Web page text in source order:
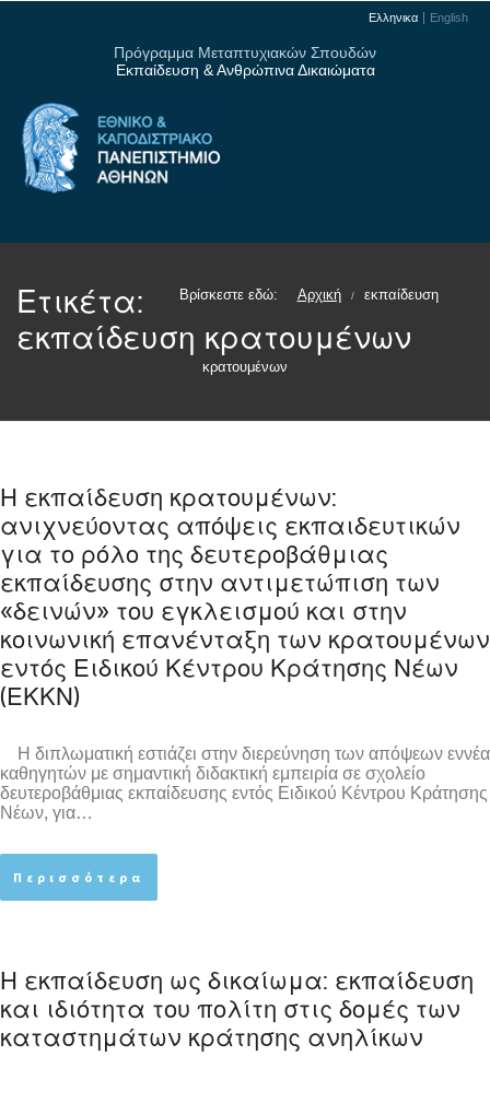
Ελληνικα English
Πρόγραμμα Μεταπτυχιακών Σπουδών
Εκπαίδευση & Ανθρώπινα Δικαιώματα
Ετικέτα:
εκπαίδευση κρατουμένων
Βρίσκεστε εδώ: Αρχική / εκπαίδευση
κρατουμένων
Η εκπαίδευση κρατουμένων:
ανιχνεύοντας απόψεις εκπαιδευτικών
για το ρόλο της δευτεροβάθμιας
εκπαίδευσης στην αντιμετώπιση των
«δεινών» του εγκλεισμού και στην
κοινωνική επανένταξη των κρατουμένων
εντός Ειδικού Κέντρου Κράτησης Νέων
(ΕΚΚΝ)
Η διπλωματική εστιάζει στην διερεύνηση των απόψεων εννέα
καθηγητών με σημαντική διδακτική εμπειρία σε σχολείο
δευτεροβάθμιας εκπαίδευσης εντός Ειδικού Κέντρου Κράτησης
Νέων, για…
Περισσότερα
Η εκπαίδευση ως δικαίωμα: εκπαίδευση
και ιδιότητα του πολίτη στις δομές των
καταστημάτων κράτησης ανηλίκων